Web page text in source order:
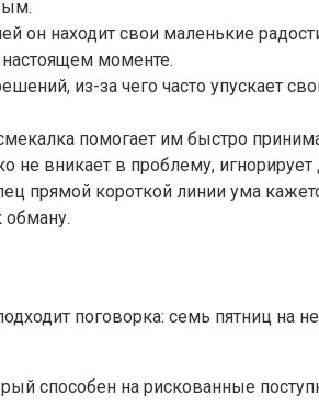
находит свои маленькие
моменте.
из-за чего часто упускает
помогает им быстро
не вникает в проблему,
прямой короткой линии ума
обману.
поговорка: семь пятниц на
способен на рискованные